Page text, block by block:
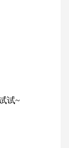
试~